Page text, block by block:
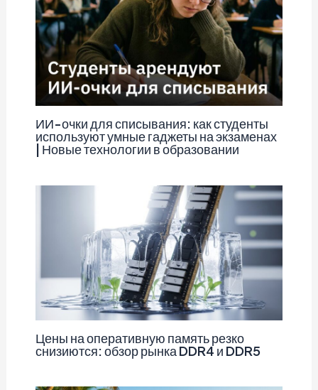
ИИ-очки для списывания: как студенты
используют умные гаджеты на экзаменах
| Новые технологии в образовании
Цены на оперативную память резко
снизиются: обзор рынка DDR4 и DDR5